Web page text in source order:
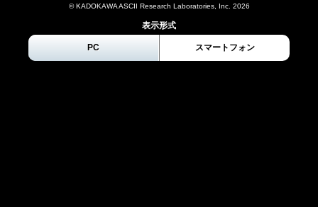
© KADOKAWA ASCII Research Laboratories, Inc. 2026
表示形式
PC スマートフォン